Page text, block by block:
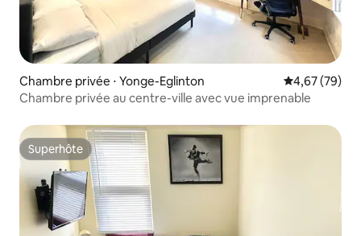
Chambre privée ⋅ Yonge-Eglinton Évaluation
4,67 (79)
Chambre privée au centre-ville avec vue imprenable
Superhôte
Superhôte